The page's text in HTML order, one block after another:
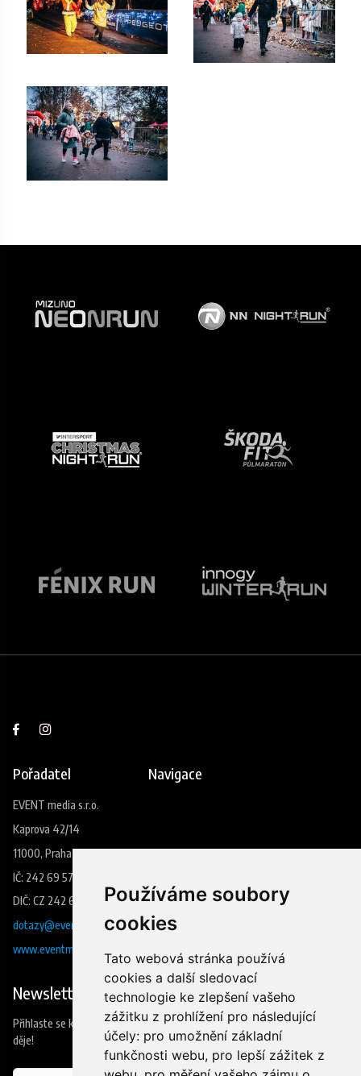
Používáme soubory
cookies
Tato webová stránka používá
cookies a další sledovací
technologie ke zlepšení vašeho
zážitku z prohlížení pro následující
účely: pro umožnění základní
funkčnosti webu, pro lepší zážitek z
Pořadatel
EVENT media s.r.o.
Kaprova 42/14
11000, Praha 1
IČ: 242 69 573
DIČ: CZ 242 69 573
dotazy@eventmedia.cz
www.eventmedia.cz
Navigace
Newsletter
Přihlaste se k odběru našeho newsleteru a budete jako první vědět co se
děje!